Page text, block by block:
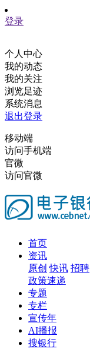
登录
个人中心
我的动态
我的关注
浏览足迹
系统消息
退出登录
移动端
访问手机端
官微
访问官微
首页
资讯
原创 快讯 招聘
政策速递
专题
专栏
宣传年
AI播报
搜银行